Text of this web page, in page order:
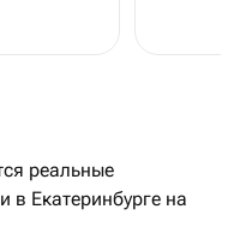
реальные
в Екатеринбурге на